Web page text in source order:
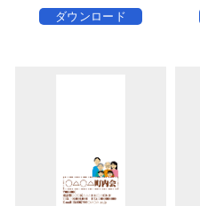
ダウンロード